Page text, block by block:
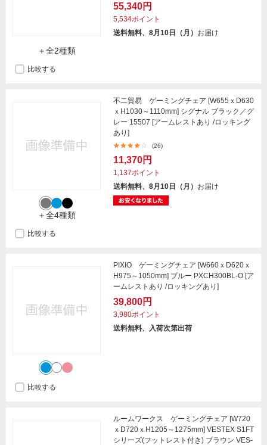
＋全2種類
55,340円
5,534ポイント
送料無料、8月10日（月） お届け
比較する
＋全4種類
不二貿易 ゲーミングチェア [W655ｘD630
ｘH1030～1110mm] シグナル ブラック／グ
レー 15507 [アームレストあり /ロッキング
あり]
(26)
11,370円
1,137ポイント
送料無料、8月10日（月） お届け
比較する
PIXIO ゲーミングチェア [W660ｘD620ｘ
H975～1050mm] ブルー PXCH300BL-O [ア
ームレストあり /ロッキングあり]
39,800円
3,980ポイント
送料無料、入荷次第出荷
比較する
ルームワークス ゲーミングチェア [W720
ｘD720ｘH1205～1275mm] VESTEX S1FT
シリーズ(フットレスト付き) ブラウン VES-